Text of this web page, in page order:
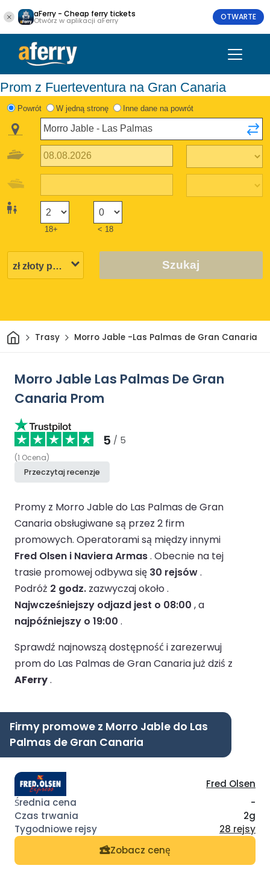
aFerry - Cheap ferry tickets
Otwórz w aplikacji aFerry OTWARTE
Prom z Fuerteventura na Gran Canaria
Powrót W jedną stronę Inne dane na powrót
18+ < 18
Szukaj
DomTrasy Morro Jable -Las Palmas de Gran Canaria
Morro Jable Las Palmas De Gran
Canaria Prom
5 / 5
(1 Ocena)
Przeczytaj recenzje
Promy z Morro Jable do Las Palmas de Gran
Canaria obsługiwane są przez 2 firm
promowych. Operatorami są między innymi
Fred Olsen i Naviera Armas. Obecnie na tej
trasie promowej odbywa się 30 rejsów.
Podróż 2 godz. zazwyczaj około .
Najwcześniejszy odjazd jest o 08:00 , a
najpóźniejszy o 19:00 .
Sprawdź najnowszą dostępność i zarezerwuj
prom do Las Palmas de Gran Canaria już dziś z
AFerry.
Firmy promowe z Morro Jable do Las
Palmas de Gran Canaria
Fred Olsen
-
2g
28 rejsy
Zobacz cenę